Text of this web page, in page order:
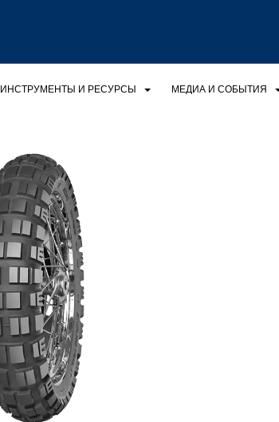
ИНСТРУМЕНТЫ И РЕСУРСЫ МЕДИА И СОБЫТИЯ